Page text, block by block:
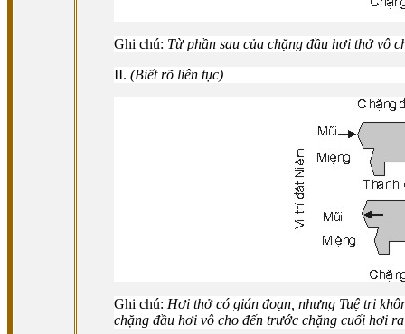
Ghi chú: Từ phần sau của chặng đầu hơi thở vô
II. (Biết rõ liên tục)
Ghi chú: Hơi thở có gián đoạn, nhưng Tuệ tri
chặng đầu hơi vô cho đến trước chặng cuối hơi